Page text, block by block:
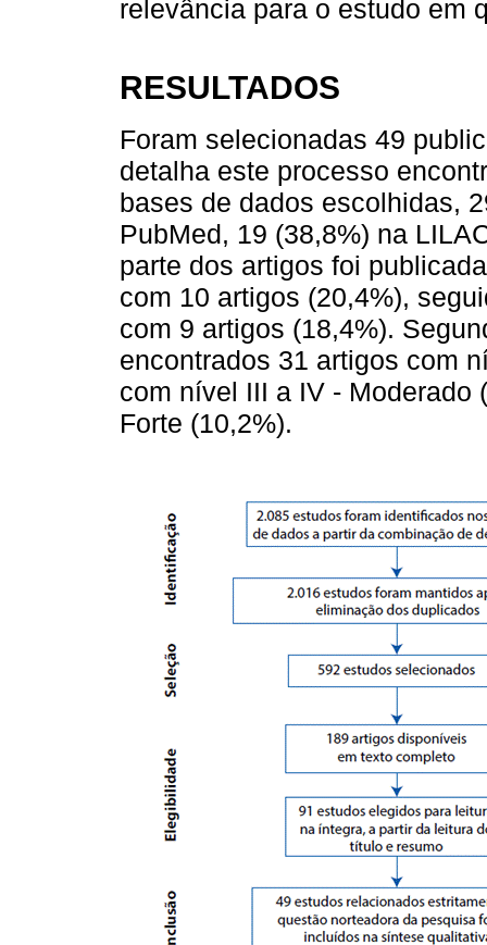
relevância para o estudo em
RESULTADOS
Foram selecionadas 49
detalha este processo
bases de dados escolhidas,
PubMed, 19 (38,8%) na
parte dos artigos foi
com 10 artigos (20,4%),
com 9 artigos (18,4%).
encontrados 31 artigos com
com nível III a IV - Moderado
Forte (10,2%).